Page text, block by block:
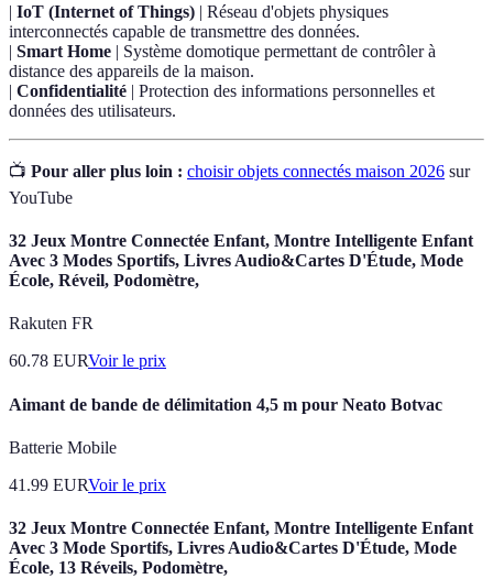
| IoT (Internet of Things) | Réseau d'objets physiques
interconnectés capable de transmettre des données.
| Smart Home | Système domotique permettant de contrôler à
distance des appareils de la maison.
| Confidentialité | Protection des informations personnelles et
données des utilisateurs.
📺 Pour aller plus loin : choisir objets connectés maison 2026 sur
YouTube
32 Jeux Montre Connectée Enfant, Montre Intelligente Enfant
Avec 3 Modes Sportifs, Livres Audio&Cartes D'Étude, Mode
École, Réveil, Podomètre,
Rakuten FR
60.78 EURVoir le prix
Aimant de bande de délimitation 4,5 m pour Neato Botvac
Batterie Mobile
41.99 EURVoir le prix
32 Jeux Montre Connectée Enfant, Montre Intelligente Enfant
Avec 3 Mode Sportifs, Livres Audio&Cartes D'Étude, Mode
École, 13 Réveils, Podomètre,